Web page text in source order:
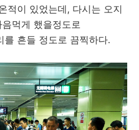
적이 있었는데, 다시는 오지
먹게 했을정도로
를 흔들 정도로 끔찍하다.